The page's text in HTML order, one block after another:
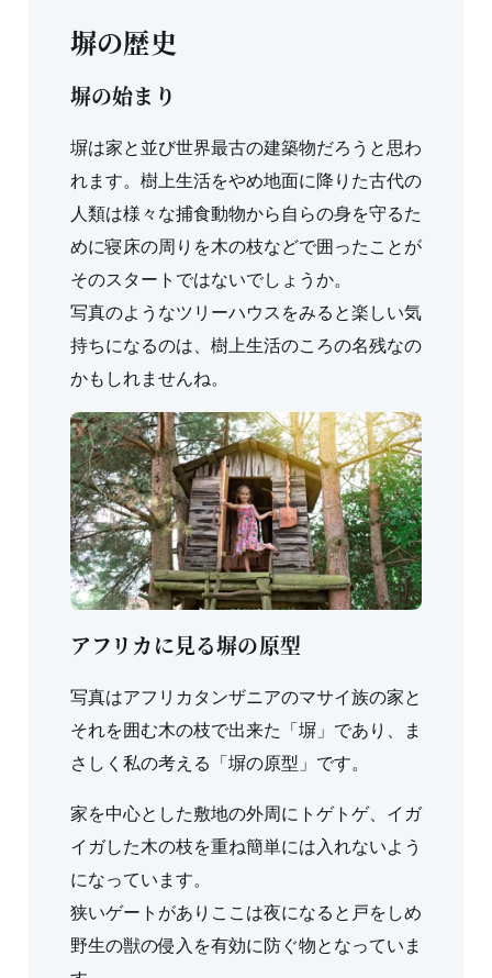
塀の歴史
塀の始まり
塀は家と並び世界最古の建築物だろうと思わ
れます。樹上生活をやめ地面に降りた古代の
人類は様々な捕食動物から自らの身を守るた
めに寝床の周りを木の枝などで囲ったことが
そのスタートではないでしょうか。
写真のようなツリーハウスをみると楽しい気
持ちになるのは、樹上生活のころの名残なの
かもしれませんね。
アフリカに見る塀の原型
写真はアフリカタンザニアのマサイ族の家と
それを囲む木の枝で出来た「塀」であり、ま
さしく私の考える「塀の原型」です。
家を中心とした敷地の外周にトゲトゲ、イガ
イガした木の枝を重ね簡単には入れないよう
になっています。
狭いゲートがありここは夜になると戸をしめ
野生の獣の侵入を有効に防ぐ物となっていま